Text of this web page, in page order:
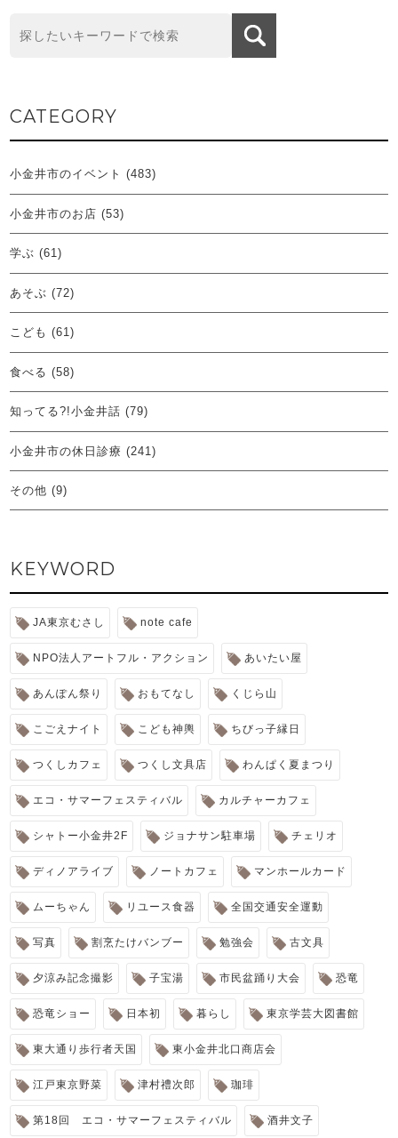
CATEGORY
小金井市のイベント (483)
小金井市のお店 (53)
学ぶ (61)
あそぶ (72)
こども (61)
食べる (58)
知ってる?!小金井話 (79)
小金井市の休日診療 (241)
その他 (9)
KEYWORD
JA東京むさし note cafe
NPO法人アートフル・アクション あいたい屋
あんぽん祭り おもてなし くじら山
こごえナイト こども神輿 ちびっ子縁日
つくしカフェ つくし文具店 わんぱく夏まつり
エコ・サマーフェスティバル カルチャーカフェ
シャトー小金井2F ジョナサン駐車場 チェリオ
ディノアライブ ノートカフェ マンホールカード
ムーちゃん リユース食器 全国交通安全運動
写真 割烹たけバンブー 勉強会 古文具
夕涼み記念撮影 子宝湯 市民盆踊り大会 恐竜
恐竜ショー 日本初 暮らし 東京学芸大図書館
東大通り歩行者天国 東小金井北口商店会
江戸東京野菜 津村禮次郎 珈琲
第18回 エコ・サマーフェスティバル 酒井文子